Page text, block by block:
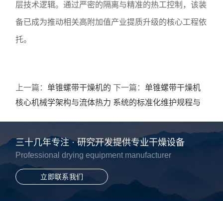
层技术逻辑。通过严密的隔离与精准的热工控制，该装
备已成为推动相关高附加值产业提质升级的核心工程依
托。
上一篇：单锥螺带干燥机的
核心机械学架构与流体热力
下一篇：单锥螺带干燥机
系统的标准化维护规程与
三十几年专注 · 研究开发提供专业干燥设备
Professional drying equipment manufacturer
立即联系我们